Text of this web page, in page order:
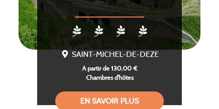
SAINT-MICHEL-DE-DEZE
A partir de 130,00 €
Chambres d'hôtes
EN SAVOIR PLUS